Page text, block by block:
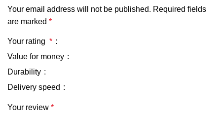
Your email address will not be published. Required fields
are marked *
Your rating *
Value for money
Durability
Delivery speed
Your review *